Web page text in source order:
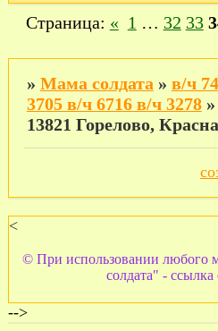
Страница: « 1 … 32 33
» Мама солдата » в/ч
3705 в/ч 6716 в/ч 3278 »
13821 Горелово,
<
© При использовании любого
солдата" - ссылка
-->